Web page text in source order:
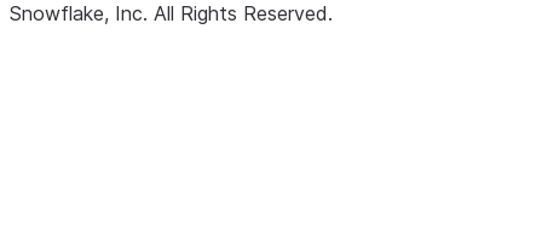
Snowflake, Inc. All Rights Reserved.